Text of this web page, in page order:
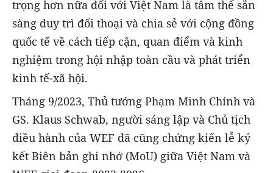
trọng hơn nữa đối với Việt Nam là tâm thế sẵn
sàng duy trì đối thoại và chia sẻ với cộng đồng
quốc tế về cách tiếp cận, quan điểm và kinh
nghiệm trong hội nhập toàn cầu và phát triển
kinh tế-xã hội.
Tháng 9/2023, Thủ tướng Phạm Minh Chính và
GS. Klaus Schwab, người sáng lập và Chủ tịch
điều hành của WEF đã cũng chứng kiến lễ ký
kết Biên bản ghi nhớ (MoU) giữa Việt Nam và